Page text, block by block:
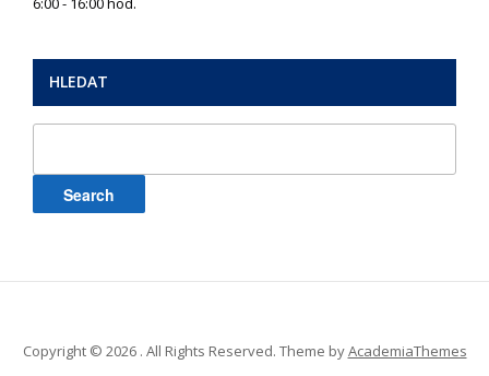
HLEDAT
Copyright © 2026 . All Rights Reserved. Theme byAcademiaThemes